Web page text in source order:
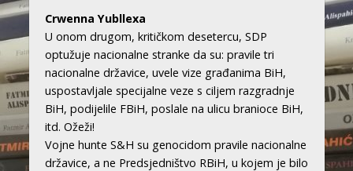
Crwenna Yubllexa
U onom drugom, kritičkom desetercu, SDP
optužuje nacionalne stranke da su: pravile tri
nacionalne državice, uvele vize građanima BiH,
uspostavljale specijalne veze s ciljem razgradnje
BiH, podijelile FBiH, poslale na ulicu branioce BiH,
itd. Ožeži!
Vojne hunte S&H su genocidom pravile nacionalne
državice, a ne Predsjedništvo RBiH, u kojem je bilo